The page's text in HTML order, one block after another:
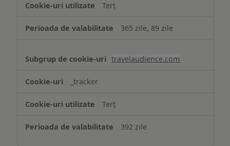
Terț
365 zile, 89 zile
travelaudience.com
_tracker
Terț
392 zile